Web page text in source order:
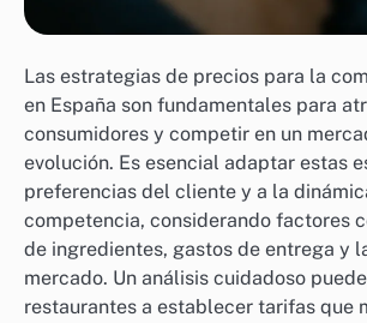
Las estrategias de precios para la
en España son fundamentales para
consumidores y competir en un
evolución. Es esencial adaptar estas
preferencias del cliente y a la
competencia, considerando factores
de ingredientes, gastos de entrega y
mercado. Un análisis cuidadoso
restaurantes a establecer tarifas que